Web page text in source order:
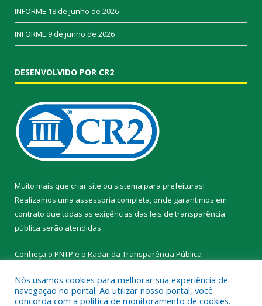
INFORME 18 de junho de 2026
INFORME 9 de junho de 2026
DESENVOLVIDO POR CR2
Muito mais que criar site ou sistema para prefeituras!
Realizamos uma assessoria completa, onde garantimos em
contrato que todas as exigências das leis de transparência
pública serão atendidas.
Conheça o PNTP e o Radar da Transparência Pública
Nós usamos cookies para melhorar sua experiência de
navegação no portal. Ao utilizar nosso portal, você
concorda com a política de monitoramento de cookies.